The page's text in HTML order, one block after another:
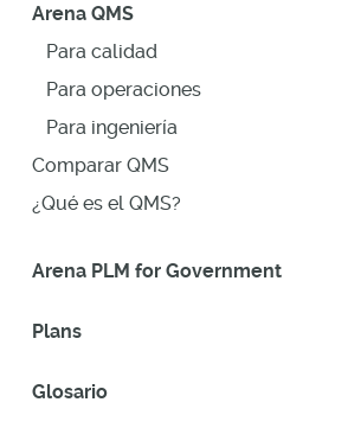
Arena QMS
Para calidad
Para operaciones
Para ingeniería
Comparar QMS
¿Qué es el QMS?
Arena PLM for Government
Plans
Glosario